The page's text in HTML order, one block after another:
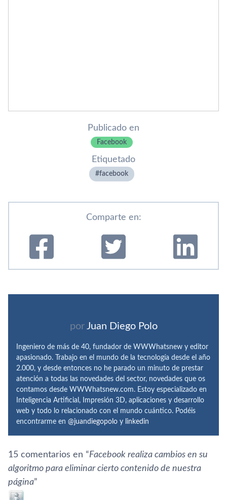
Publicado en
Facebook
Etiquetado
facebook
Comparte en:
por Juan Diego Polo
Ingeniero de más de 40, fundador de WWWhatsnew y editor
apasionado. Trabajo en el mundo de la tecnología desde el año
2.000, y desde entonces no he parado un minuto de prestar
atención a todas las novedades del sector, novedades que os
contamos desde WWWhatsnew.com. Estoy especializado en
Inteligencia Artificial, Impresión 3D, aplicaciones y desarrollo
web y todo lo relacionado con el mundo cuántico. Podéis
encontrarme en @juandiegopolo y linkedin
15 comentarios en “Facebook realiza cambios en su
algoritmo para eliminar cierto contenido de nuestra
página”